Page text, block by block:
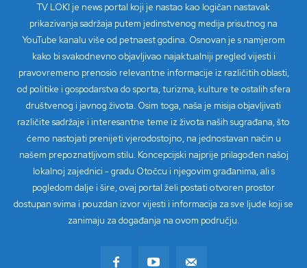
TV LOKI je news portal koji je nastao kao logičan nastavak
prikazivanja sadržaja putem jedinstvenog medija prisutnog na
YouTube kanalu više od petnaest godina. Osnovan je s namjerom
kako bi svakodnevno objavljivao najaktualniji pregled vijesti i
pravovremeno prenosio relevantne informacije iz različitih oblasti,
od politike i gospodarstva do sporta, turizma, kulture te ostalih sfera
društvenog i javnog života. Osim toga, naša je misija objavljivati
različite sadržaje i interesantne teme iz života naših sugrađana, što
ćemo nastojati prenijeti vjerodostojno, na jednostavan način u
našem prepoznatljivom stilu. Koncepcijski najprije prilagođen našoj
lokalnoj zajednici - gradu Otočcu i njegovim građanima, ali s
pogledom dalje i šire, ovaj portal želi postati otvoren prostor
dostupan svima i pouzdan izvor vijesti i informacija za sve ljude koji se
zanimaju za događanja na ovom području.